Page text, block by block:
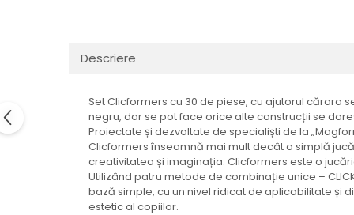
LEGO Architecture
LEGO Speed Champions
Descriere
Set Clicformers cu 30 de piese, cu ajutorul cărora
negru, dar se pot face orice alte construcții se
Proiectate și dezvoltate de specialiști de la
Clicformers înseamnă mai mult decât o simplă
creativitatea și imaginația. Clicformers este o
Utilizând patru metode de combinație unice –
bază simple, cu un nivel ridicat de aplicabilitate și
estetic al copiilor.